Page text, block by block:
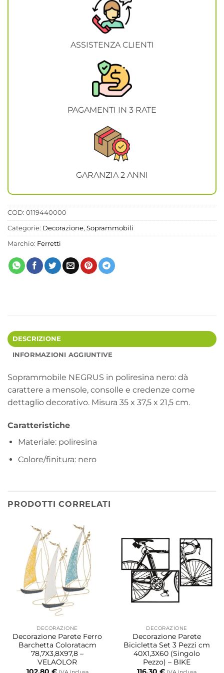
ASSISTENZA CLIENTI
PAGAMENTI IN 3 RATE
GARANZIA 2 ANNI
COD: 0119440000
Categorie: Decorazione, Soprammobili
Marchio: Ferretti
DESCRIZIONE
INFORMAZIONI AGGIUNTIVE
Soprammobile NEGRUS in poliresina nero: dà
carattere a mensole, consolle e credenze come
dettaglio decorativo. Misura 35 x 37,5 x 21,5 cm.
Caratteristiche
Materiale: poliresina
Colore/finitura: nero
PRODOTTI CORRELATI
DECORAZIONE
Decorazione Parete Ferro
Barchetta Coloratacm
78,7X3,8X97,8 –
VELAOLOR
102,80 €
DECORAZIONE
Decorazione Parete
Bicicletta Set 3 Pezzi cm
40X1,3X60 (Singolo
Pezzo) – BIKE
116,30 €